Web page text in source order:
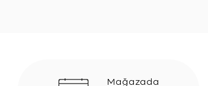
Mağazada